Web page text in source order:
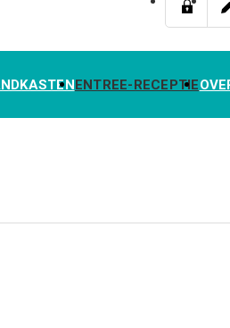
ENTREE-RECEPTIE